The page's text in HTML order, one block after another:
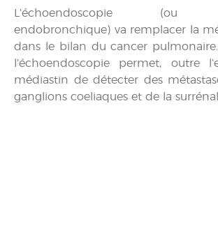
L’échoendoscopie (ou
endobronchique) va remplacer la
dans le bilan du cancer pulmonaire.
l’échoendoscopie permet, outre
médiastin de détecter des
ganglions coeliaques et de la